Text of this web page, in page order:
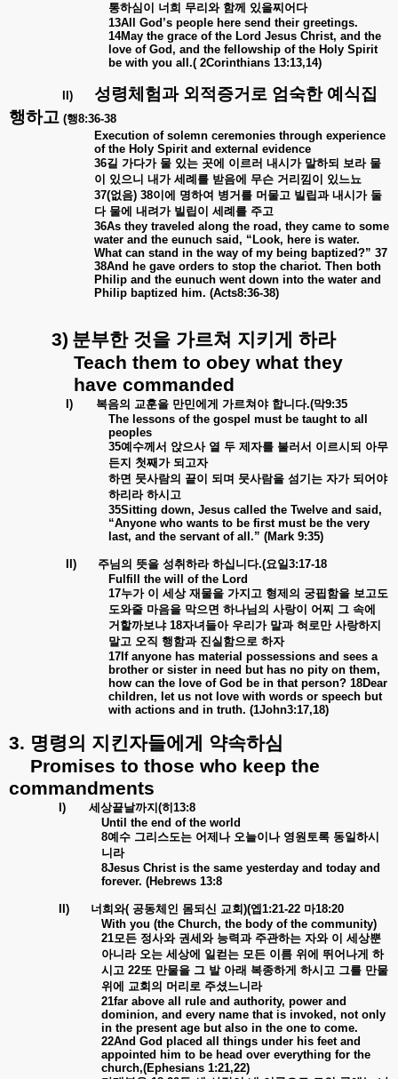
통하심이
너희 무리와 함께 있을찌어다
13All God’s people here send their greetings.
14May the grace of the Lord Jesus Christ, and the
love of God, and the fellowship of the Holy Spirit
be with you all.( 2Corinthians 13:13,14)
II) 성령체험과 외적증거로 엄숙한 예식집
행하고 (행8:36-38
Execution of solemn ceremonies through experience
of the Holy Spirit and external evidence
36길 가다가 물 있는 곳에 이르러 내시가 말하되 보라 물
이
있으니 내가 세례를 받음에 무슨 거리낌이
있느뇨
37(없음) 38이에 명하여 병거를 머물고 빌립과 내시가 둘
다 물에 내려가 빌립이 세례를 주고
36As they traveled along the road, they came to some
water and the eunuch said, “Look, here is water.
What can stand in the way of my being baptized?” 37
38And he gave orders to stop the chariot. Then both
Philip and the eunuch went down into the water and
Philip baptized him. (Acts8:36-38)
3) 분부한 것을 가르쳐 지키게 하라
Teach them to obey what they
have commanded
I) 복음의 교훈을 만민에게 가르쳐야 합니다.(막9:35
The lessons of the gospel must be taught to all
peoples
35예수께서 앉으사 열 두 제자를 불러서 이르시되 아무
든지 첫째가 되고자
하면 뭇사람의 끝이 되며 뭇사람을 섬기는 자가 되어야
하리라 하시고
35Sitting down, Jesus called the Twelve and said,
“Anyone who wants to be first must be the very
last, and the servant of all.” (Mark 9:35)
II) 주님의 뜻을 성취하라 하십니다.(요일3:17-18
Fulfill the will of the Lord
17누가 이 세상 재물을 가지고 형제의 궁핍함을 보고도
도와줄 마음을 막으면 하나님의 사랑이 어찌 그 속에
거할까보냐18자녀들아 우리가 말과 혀로만 사랑하지
말고 오직 행함과 진실함으로 하자
17If anyone has material possessions and sees a
brother or sister in need but has no pity on them,
how can the love of God be in that person? 18Dear
children, let us not love with words or speech but
with actions and in truth. (1John3:17,18)
3. 명령의 지킨자들에게
약속하심
Promises to those who keep the
commandments
I) 세상끝날까지 (히 13:8
Until the end of the world
8예수 그리스도는 어제나 오늘이나 영원토록 동일하시
니라
8Jesus Christ is the same yesterday and today and
forever. (Hebrews 13:8
II) 너희와( 공동체인 몸되신 교회 )(엡1:21-22 마18:20
With you (the Church, the body of the community)
21모든 정사와 권세와 능력과 주관하는 자와 이 세상뿐
아니라 오는 세상에 일컫는 모든 이름 위에 뛰어나게 하
시고 22또 만물을 그 발 아래 복종하게 하시고 그를 만물
위에 교회의 머리로 주셨느니라
21far above all rule and authority, power and
dominion, and every name that is invoked, not only
in the present age but also in the one to come.
22And God placed all things under his feet and
appointed him to be head over everything for the
church,(Ephesians 1:21,22)